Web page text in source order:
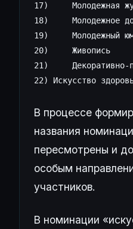
17)	Молодежная журналистика
18)	Молодежное документальное кино
19)	Молодежный юмор
20)	Живопись
21)	Декоративно-прикладное творчество
22) Искусство
В процессе
названия
пересмотрены и
особым
участников.
В номинации